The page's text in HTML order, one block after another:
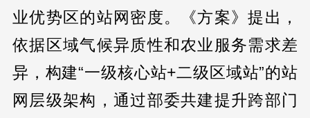
业优势区的站网密度。《方案》提出，
依据区域气候异质性和农业服务需求差
异，构建“一级核心站+二级区域站”的站
网层级架构，通过部委共建提升跨部门